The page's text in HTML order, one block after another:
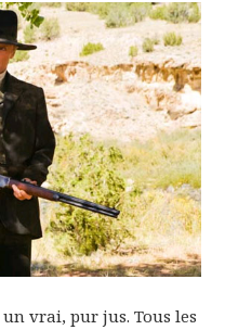
vrai, pur jus. Tous les